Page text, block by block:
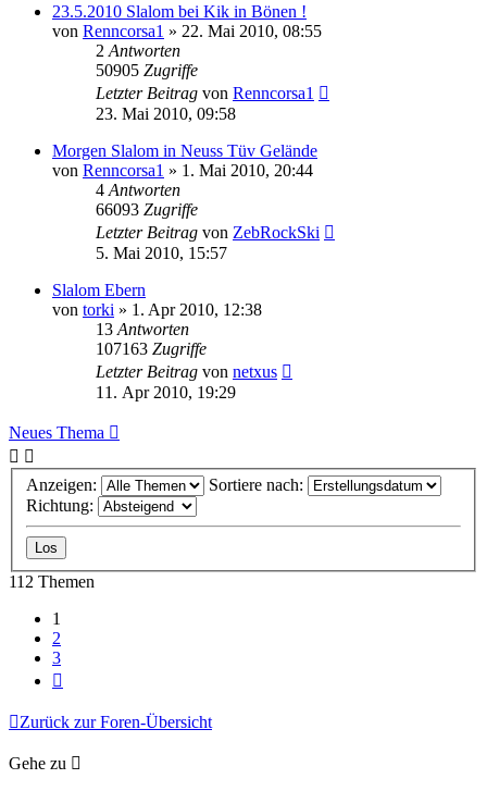
23.5.2010 Slalom bei Kik in Bönen !
von Renncorsa1 » 22. Mai 2010, 08:55
2 Antworten
50905 Zugriffe
Letzter Beitrag von Renncorsa1
23. Mai 2010, 09:58
Morgen Slalom in Neuss Tüv Gelände
von Renncorsa1 » 1. Mai 2010, 20:44
4 Antworten
66093 Zugriffe
Letzter Beitrag von ZebRockSki
5. Mai 2010, 15:57
Slalom Ebern
von torki » 1. Apr 2010, 12:38
13 Antworten
107163 Zugriffe
Letzter Beitrag von netxus
11. Apr 2010, 19:29
Neues Thema
Anzeigen:
Sortiere nach:
Richtung:
112 Themen
1
2
3
Zurück zur Foren-Übersicht
Gehe zu